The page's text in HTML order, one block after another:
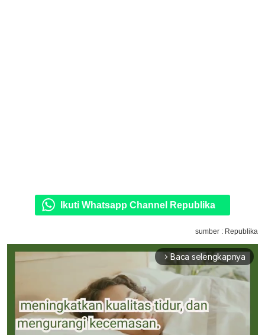
Ikuti Whatsapp Channel Republika
sumber : Republika
arrow_forward_ios Baca selengkapnya